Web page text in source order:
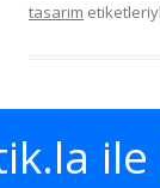
tasarım
ile